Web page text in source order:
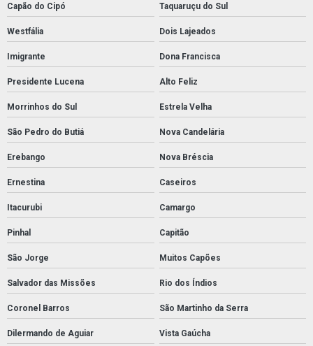
Capão do Cipó Taquaruçu do Sul
Westfália Dois Lajeados
Imigrante Dona Francisca
Presidente Lucena Alto Feliz
Morrinhos do Sul Estrela Velha
São Pedro do Butiá Nova Candelária
Erebango Nova Bréscia
Ernestina Caseiros
Itacurubi Camargo
Pinhal Capitão
São Jorge Muitos Capões
Salvador das Missões Rio dos Índios
Coronel Barros São Martinho da Serra
Dilermando de Aguiar Vista Gaúcha